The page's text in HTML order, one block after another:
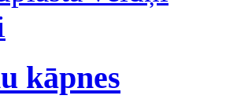
kāpnes